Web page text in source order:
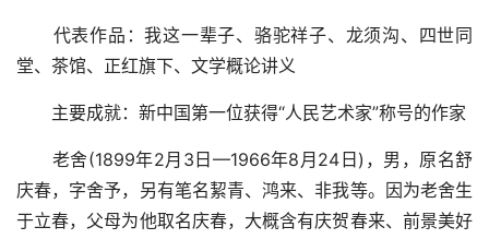
代表作品：我这一辈子、骆驼祥子、龙须沟、四世同
堂、茶馆、正红旗下、文学概论讲义
主要成就：新中国第一位获得“人民艺术家”称号的作家
老舍(1899年2月3日—1966年8月24日)，男，原名舒
庆春，字舍予，另有笔名絜青、鸿来、非我等。因为老舍生
于立春，父母为他取名庆春，大概含有庆贺春来、前景美好